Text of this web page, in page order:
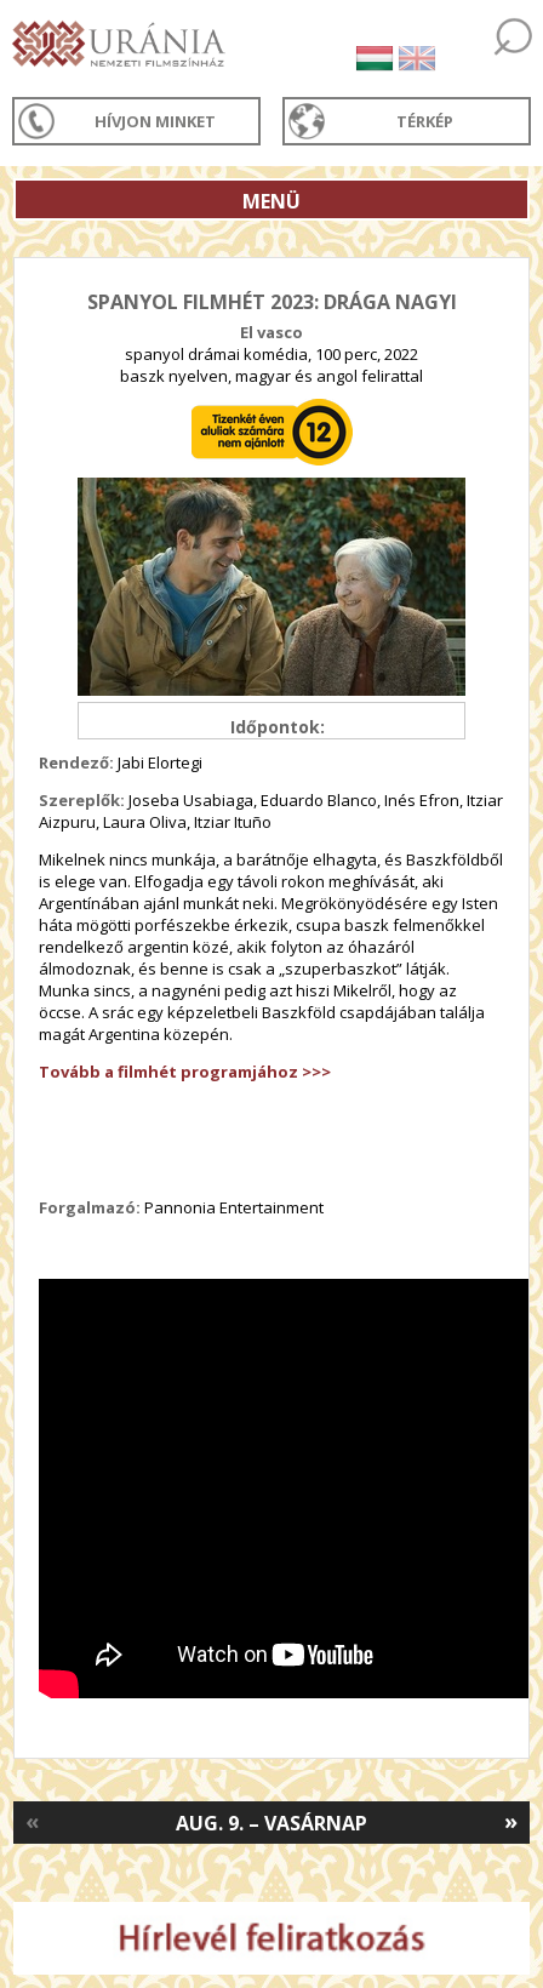
HÍVJON MINKET TÉRKÉP
MENÜ
SPANYOL FILMHÉT 2023: DRÁGA NAGYI
El vasco
spanyol drámai komédia, 100 perc, 2022
baszk nyelven, magyar és angol felirattal
Időpontok:
Rendező: Jabi Elortegi
Szereplők: Joseba Usabiaga, Eduardo Blanco, Inés Efron, Itziar
Aizpuru, Laura Oliva, Itziar Ituño
Mikelnek nincs munkája, a barátnője elhagyta, és Baszkföldből
is elege van. Elfogadja egy távoli rokon meghívását, aki
Argentínában ajánl munkát neki. Megrökönyödésére egy Isten
háta mögötti porfészekbe érkezik, csupa baszk felmenőkkel
rendelkező argentin közé, akik folyton az óhazáról
álmodoznak, és benne is csak a „szuperbaszkot” látják.
Munka sincs, a nagynéni pedig azt hiszi Mikelről, hogy az
öccse. A srác egy képzeletbeli Baszkföld csapdájában találja
magát Argentina közepén.
Tovább a filmhét programjához >>>
Forgalmazó: Pannonia Entertainment
»
AUG. 9. – VASÁRNAP
«